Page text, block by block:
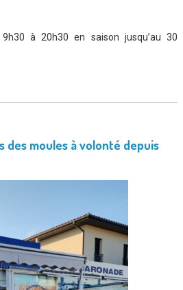
à 20h30 en saison jusqu’au 30
des moules à volonté depuis